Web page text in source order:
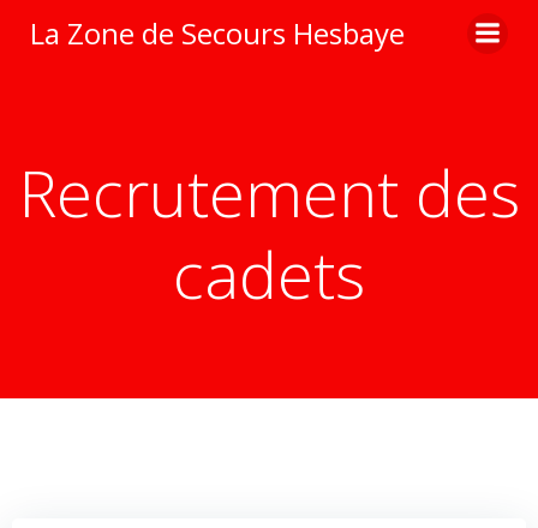
au
La Zone de Secours Hesbaye
Recrutement des
cadets